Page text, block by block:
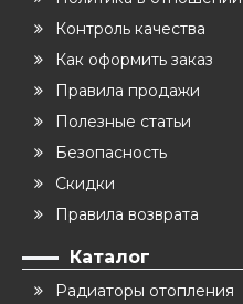
Контроль качества
Как оформить заказ
Правила продажи
Полезные статьи
Безопасность
Скидки
Правила возврата
Каталог
Радиаторы отопления